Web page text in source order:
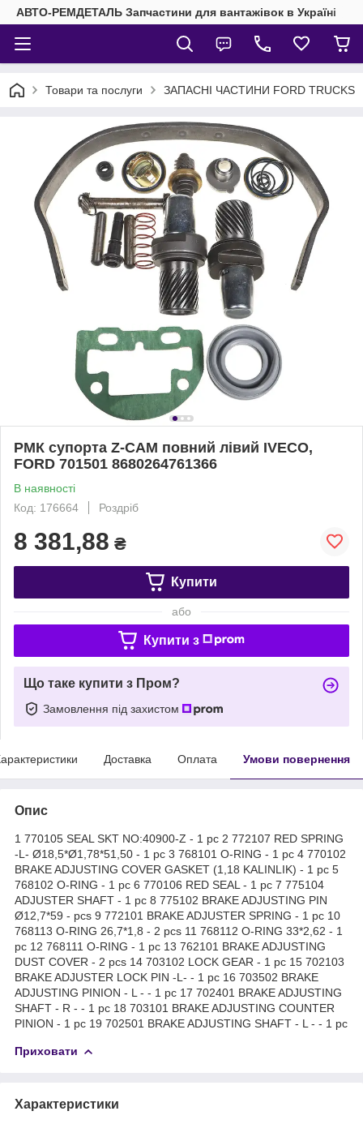
АВТО-РЕМДЕТАЛЬ Запчастини для вантажівок в Україні
Товари та послуги ЗАПАСНІ ЧАСТИНИ FORD TRUCKS
РМК супорта Z-CAM повний лівий IVECO,
FORD 701501 8680264761366
В наявності
Код: 176664
Роздріб
8 381,88 ₴
Купити
або
Купити з
Що таке купити з Пром?
Замовлення під захистом
Доставка Оплата Умови повернення
Опис
1 770105 SEAL SKT NO:40900-Z - 1 pc 2 772107 RED SPRING
-L- Ø18,5*Ø1,78*51,50 - 1 pc 3 768101 O-RING - 1 pc 4 770102
BRAKE ADJUSTING COVER GASKET (1,18 KALINLIK) - 1 pc 5
768102 O-RING - 1 pc 6 770106 RED SEAL - 1 pc 7 775104
ADJUSTER SHAFT - 1 pc 8 775102 BRAKE ADJUSTING PIN
Ø12,7*59 - pcs 9 772101 BRAKE ADJUSTER SPRING - 1 pc 10
768113 O-RING 26,7*1,8 - 2 pcs 11 768112 O-RING 33*2,62 - 1
pc 12 768111 O-RING - 1 pc 13 762101 BRAKE ADJUSTING
DUST COVER - 2 pcs 14 703102 LOCK GEAR - 1 pc 15 702103
BRAKE ADJUSTER LOCK PIN -L- - 1 pc 16 703502 BRAKE
ADJUSTING PINION - L - - 1 pc 17 702401 BRAKE ADJUSTING
SHAFT - R - - 1 pc 18 703101 BRAKE ADJUSTING COUNTER
PINION - 1 pc 19 702501 BRAKE ADJUSTING SHAFT - L - - 1 pc
Приховати
Характеристики